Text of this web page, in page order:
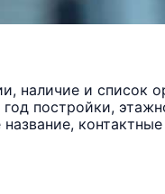
наличие и список
постройки,